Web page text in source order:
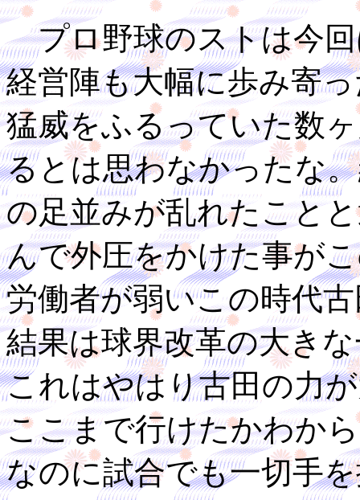
プロ野球のストは今回
経営陣も大幅に歩み寄
猛威をふるっていた数
るとは思わなかったな
の足並みが乱れたこと
んで外圧をかけた事が
労働者が弱いこの時代
結果は球界改革の大き
これはやはり古田の力
ここまで行けたかわか
なのに試合でも一切手